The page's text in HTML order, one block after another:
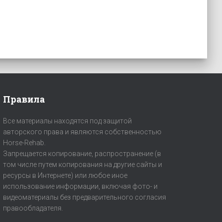
Правила
Все материалы находятся под защитой
авторского права и являются собственностью
Horse-Rehab.
Запрещается копирование, распространение (в
том числе путем копирования на другие сайты и
ресурсы в Интернете) или любое иное
использование информации, включая фото- и
видеоматериалы без предварительного согласия
правообладателя.